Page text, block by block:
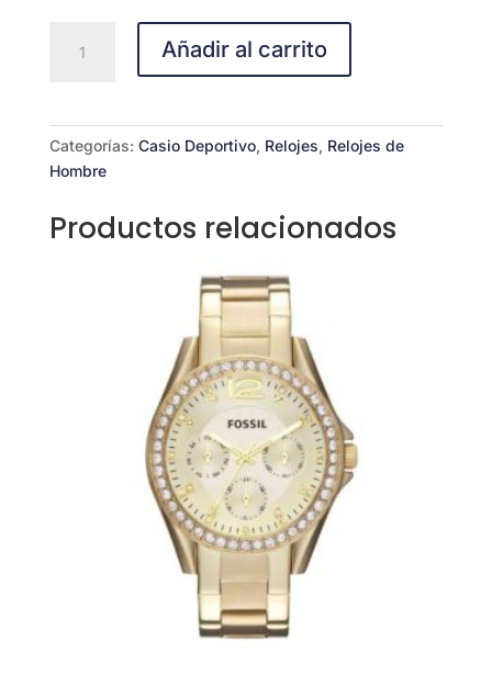
Añadir al carrito
Categorías: Casio Deportivo, Relojes, Relojes de
Hombre
Productos relacionados